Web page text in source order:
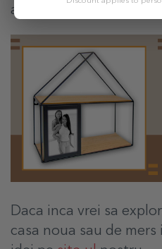
alte rame foto
Daca inca vrei sa
casa noua sau de